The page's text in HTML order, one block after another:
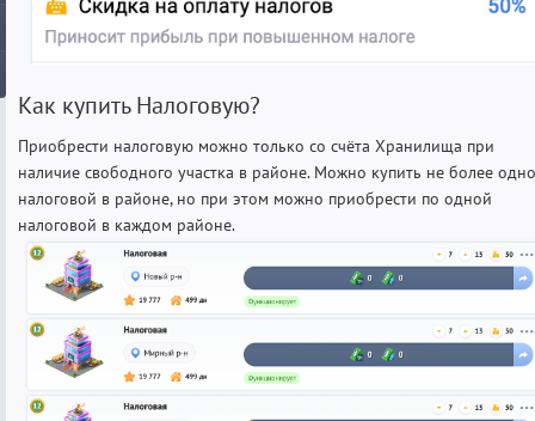
Как купить Налоговую?
Приобрести налоговую можно только со счёта Хранилища при
наличие свободного участка в районе. Можно купить не более
налоговой в районе, но при этом можно приобрести по одной
налоговой в каждом районе.